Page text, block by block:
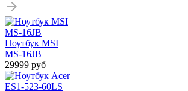
Ноутбук MSI
MS-16JB
29999 руб